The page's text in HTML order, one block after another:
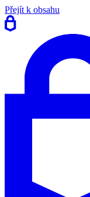
Přejít k obsahu